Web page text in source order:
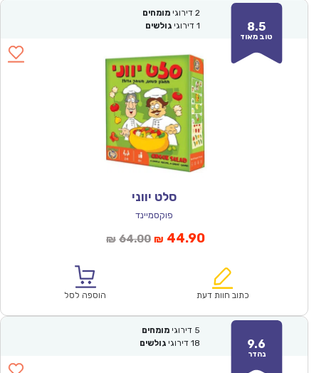
8.5
טוב מאוד
2 דירוגי מומחים
1 דירוגי גולשים
סלט יווני
פוקסמיינד
₪ 64.00המחיר
₪64.00.
₪ 44.90המחיר
הוא:
כתוב חוות דעת הוספה לסל
9.6
נהדר
5 דירוגי מומחים
18 דירוגי גולשים